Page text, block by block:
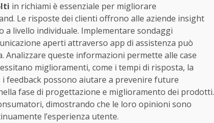
in richiami è essenziale per migliorare
Le risposte dei clienti offrono alle aziende insight
a livello individuale. Implementare sondaggi
aperti attraverso app di assistenza può
Analizzare queste informazioni permette alle case
miglioramenti, come i tempi di risposta, la
feedback possono aiutare a prevenire future
fase di progettazione e miglioramento dei prodotti.
dimostrando che le loro opinioni sono
l’esperienza utente.